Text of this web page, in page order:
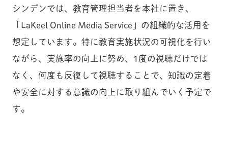
シンデンでは、教育管理担当者を本社に置き、
「LaKeel Online Media Service」の組織的な活用を
想定しています。特に教育実施状況の可視化を行い
ながら、実施率の向上に努め、1度の視聴だけでは
なく、何度も反復して視聴することで、知識の定着
や安全に対する意識の向上に取り組んでいく予定で
す。